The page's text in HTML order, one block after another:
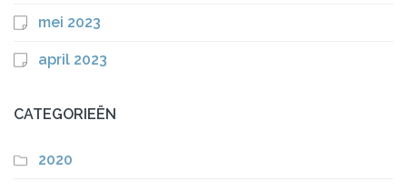
mei 2023
april 2023
CATEGORIEËN
2020